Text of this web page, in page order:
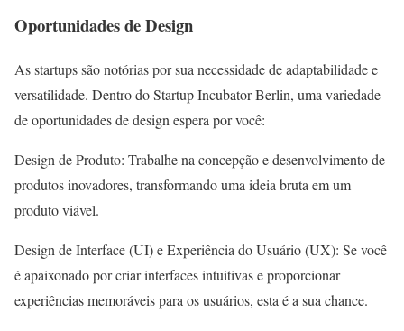
Oportunidades de Design
As startups são notórias por sua necessidade de adaptabilidade e
versatilidade. Dentro do Startup Incubator Berlin, uma variedade
de oportunidades de design espera por você:
Design de Produto: Trabalhe na concepção e desenvolvimento de
produtos inovadores, transformando uma ideia bruta em um
produto viável.
Design de Interface (UI) e Experiência do Usuário (UX): Se você
é apaixonado por criar interfaces intuitivas e proporcionar
experiências memoráveis para os usuários, esta é a sua chance.